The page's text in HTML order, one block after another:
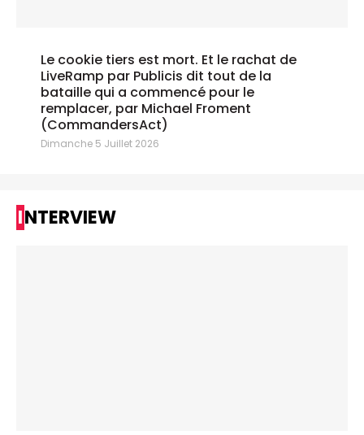
Le cookie tiers est mort. Et le rachat de
LiveRamp par Publicis dit tout de la
bataille qui a commencé pour le
remplacer, par Michael Froment
(CommandersAct)
Dimanche 5 Juillet 2026
INTERVIEW